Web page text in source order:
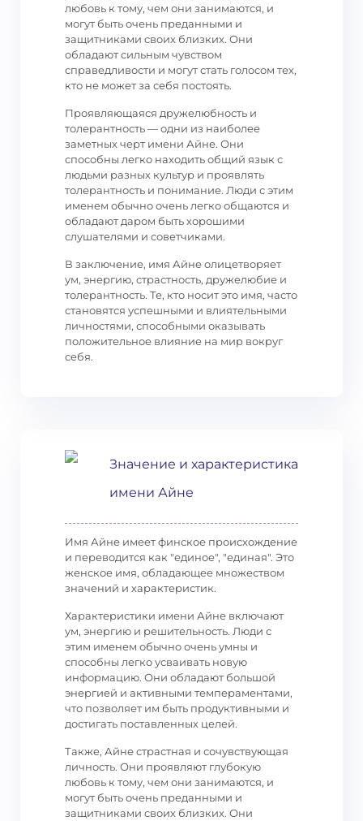
любовь к тому, чем они занимаются, и
могут быть очень преданными и
защитниками своих близких. Они
обладают сильным чувством
справедливости и могут стать голосом тех,
кто не может за себя постоять.
Проявляющаяся дружелюбность и
толерантность — одни из наиболее
заметных черт имени Айне. Они
способны легко находить общий язык с
людьми разных культур и проявлять
толерантность и понимание. Люди с этим
именем обычно очень легко общаются и
обладают даром быть хорошими
слушателями и советчиками.
В заключение, имя Айне олицетворяет
ум, энергию, страстность, дружелюбие и
толерантность. Те, кто носит это имя, часто
становятся успешными и влиятельными
личностями, способными оказывать
положительное влияние на мир вокруг
себя.
Значение и характеристика
имени Айне
Имя Айне имеет финское происхождение
и переводится как "единое", "единая". Это
женское имя, обладающее множеством
значений и характеристик.
Характеристики имени Айне включают
ум, энергию и решительность. Люди с
этим именем обычно очень умны и
способны легко усваивать новую
информацию. Они обладают большой
энергией и активными темпераментами,
что позволяет им быть продуктивными и
достигать поставленных целей.
Также, Айне страстная и сочувствующая
личность. Они проявляют глубокую
любовь к тому, чем они занимаются, и
могут быть очень преданными и
защитниками своих близких. Они